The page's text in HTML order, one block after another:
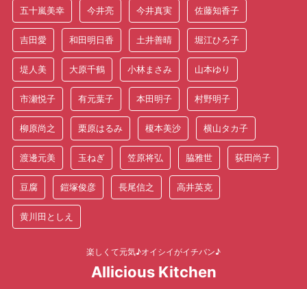
五十嵐美幸 今井亮 今井真実 佐藤知香子
吉田愛 和田明日香 土井善晴 堀江ひろ子
堤人美 大原千鶴 小林まさみ 山本ゆり
市瀬悦子 有元葉子 本田明子 村野明子
柳原尚之 栗原はるみ 榎本美沙 横山タカ子
渡邊元美 玉ねぎ 笠原将弘 脇雅世 荻田尚子
豆腐 鎧塚俊彦 長尾信之 高井英克
黄川田としえ
楽しくて元気♪オイシイがイチバン♪
AIlicious Kitchen